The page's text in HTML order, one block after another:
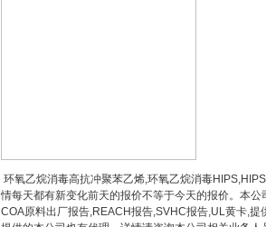
环氧乙烷消毒高抗冲聚苯乙烯,环氧乙烷消毒
情每天都有新变化前天的报价不等于今天的报价。本
COA原料出厂报告,REACH报告,SVHC报告,UL黄卡,